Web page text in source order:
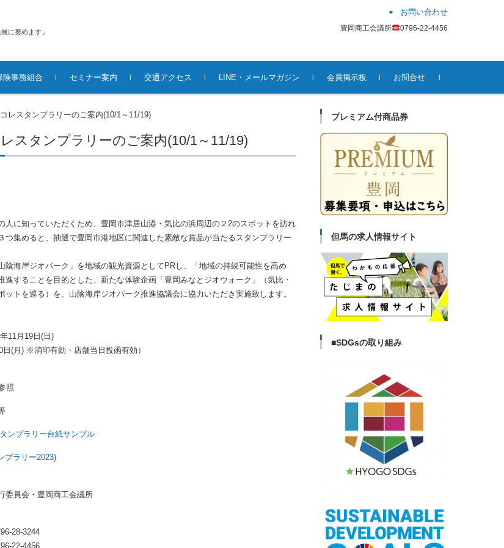
に努めます」
お問い合わせ
豊岡商工会議所 0796-22-4456
険事務組合 セミナー案内 交通アクセス LINE・メールマガジン 会員掲示板 お問合せ
レスタンプラリーのご案内(10/1～11/19)
スタンプラリーのご案内(10/1～11/19)
に知っていただくため、豊岡市津居山港・気比の浜周辺の２2のスポットを訪れ
つ集めると、抽選で豊岡市港地区に関連した素敵な賞品が当たるスタンプラリー
海岸ジオパーク」を地域の観光資源としてPRし、「地域の持続可能性を高め
進することを目的とした、新たな体験企画「豊岡みなとジオウォーク」（気比・
ットを巡る）を、山陰海岸ジオパーク推進協議会に協力いただき実施致します。
11月19日(日)
日(月) ※消印有効・店舗当日投函有効）
照
ンプラリー台紙サンプル
プラリー2023)
委員会・豊岡商工会議所
28-3244
22-4456
プレミアム付商品券
但馬の求人情報サイト
■SDGsの取り組み